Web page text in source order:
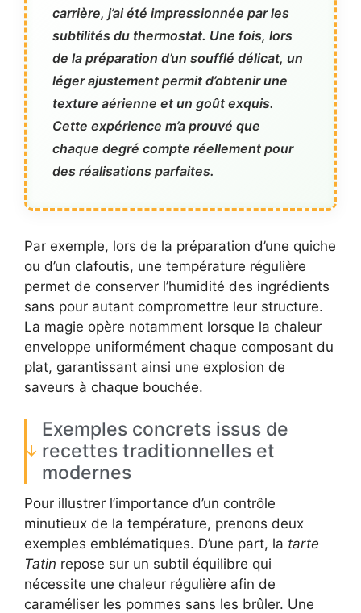
carrière, j’ai été impressionnée par les
subtilités du thermostat. Une fois, lors
de la préparation d’un soufflé délicat, un
léger ajustement permit d’obtenir une
texture aérienne et un goût exquis.
Cette expérience m’a prouvé que
chaque degré compte réellement pour
des réalisations parfaites.
Par exemple, lors de la préparation d’une quiche
ou d’un clafoutis, une température régulière
permet de conserver l’humidité des ingrédients
sans pour autant compromettre leur structure.
La magie opère notamment lorsque la chaleur
enveloppe uniformément chaque composant du
plat, garantissant ainsi une explosion de
saveurs à chaque bouchée.
Exemples concrets issus de
recettes traditionnelles et
modernes
Pour illustrer l’importance d’un contrôle
minutieux de la température, prenons deux
exemples emblématiques. D’une part, la tarte
Tatin repose sur un subtil équilibre qui
nécessite une chaleur régulière afin de
caraméliser les pommes sans les brûler. Une